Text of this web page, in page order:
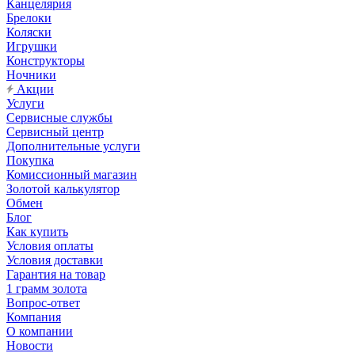
Канцелярия
Брелоки
Коляски
Игрушки
Конструкторы
Ночники
Акции
Услуги
Сервисные службы
Сервисный центр
Дополнительные услуги
Покупка
Комиссионный магазин
Золотой калькулятор
Обмен
Блог
Как купить
Условия оплаты
Условия доставки
Гарантия на товар
1 грамм золота
Вопрос-ответ
Компания
О компании
Новости